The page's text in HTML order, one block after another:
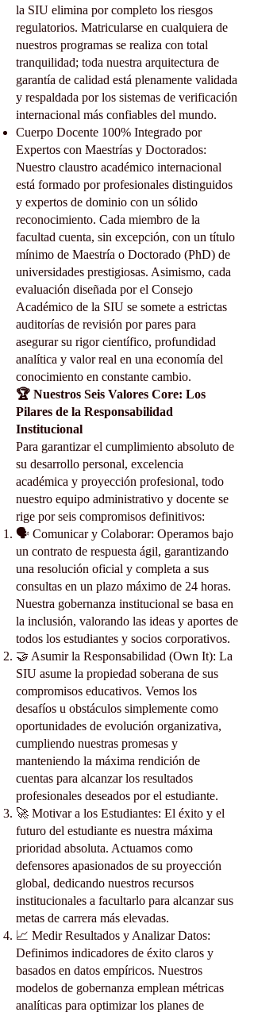
la SIU elimina por completo los riesgos
regulatorios. Matricularse en cualquiera de
nuestros programas se realiza con total
tranquilidad; toda nuestra arquitectura de
garantía de calidad está plenamente validada
y respaldada por los sistemas de verificación
internacional más confiables del mundo.
Cuerpo Docente 100% Integrado por
Expertos con Maestrías y Doctorados:
Nuestro claustro académico internacional
está formado por profesionales distinguidos
y expertos de dominio con un sólido
reconocimiento. Cada miembro de la
facultad cuenta, sin excepción, con un título
mínimo de Maestría o Doctorado (PhD) de
universidades prestigiosas. Asimismo, cada
evaluación diseñada por el Consejo
Académico de la SIU se somete a estrictas
auditorías de revisión por pares para
asegurar su rigor científico, profundidad
analítica y valor real en una economía del
conocimiento en constante cambio.
🏆 Nuestros Seis Valores Core: Los
Pilares de la Responsabilidad
Institucional
Para garantizar el cumplimiento absoluto de
su desarrollo personal, excelencia
académica y proyección profesional, todo
nuestro equipo administrativo y docente se
rige por seis compromisos definitivos:
🗣️ Comunicar y Colaborar: Operamos bajo
un contrato de respuesta ágil, garantizando
una resolución oficial y completa a sus
consultas en un plazo máximo de 24 horas.
Nuestra gobernanza institucional se basa en
la inclusión, valorando las ideas y aportes de
todos los estudiantes y socios corporativos.
🤝 Asumir la Responsabilidad (Own It): La
SIU asume la propiedad soberana de sus
compromisos educativos. Vemos los
desafíos u obstáculos simplemente como
oportunidades de evolución organizativa,
cumpliendo nuestras promesas y
manteniendo la máxima rendición de
cuentas para alcanzar los resultados
profesionales deseados por el estudiante.
🚀 Motivar a los Estudiantes: El éxito y el
futuro del estudiante es nuestra máxima
prioridad absoluta. Actuamos como
defensores apasionados de su proyección
global, dedicando nuestros recursos
institucionales a facultarlo para alcanzar sus
metas de carrera más elevadas.
📈 Medir Resultados y Analizar Datos:
Definimos indicadores de éxito claros y
basados en datos empíricos. Nuestros
modelos de gobernanza emplean métricas
analíticas para optimizar los planes de